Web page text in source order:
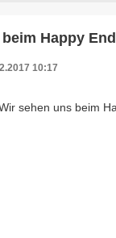
Happy End
10:17